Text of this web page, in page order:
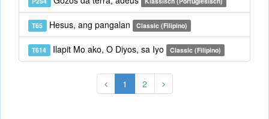
T65 Hesus, ang pangalan Classic (Filipino)
T614 Ilapit Mo ako, O Diyos, sa Iyo Classic (Filipino)
1 2